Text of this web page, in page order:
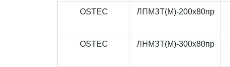
OSTEC ЛПМЗТ(М)-200x80пр
OSTEC ЛНМЗТ(М)-300x80пр